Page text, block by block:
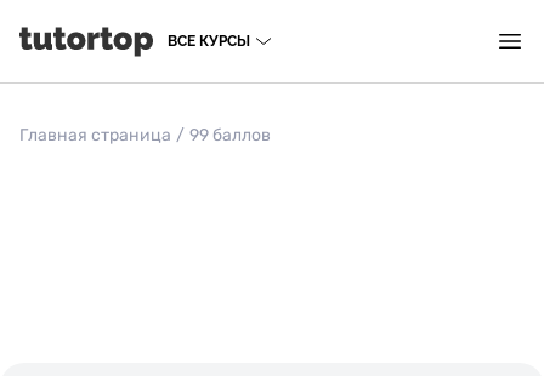
ВСЕ КУРСЫ
Главная страница / 99 баллов